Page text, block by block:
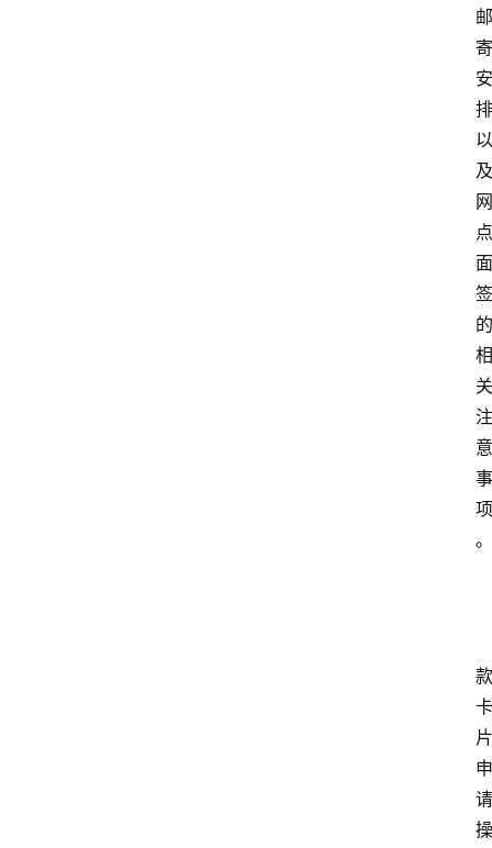
邮
寄
安
排
以
及
网
点
面
签
的
相
关
注
意
事
项
。
款
卡
片
申
请
操